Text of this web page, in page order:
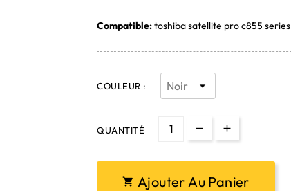
Compatible:toshiba satellite pro c855 series
COULEUR :
QUANTITÉ
 Ajouter Au Panier